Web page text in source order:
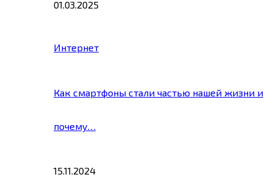
01.03.2025
Интернет
Как смартфоны стали частью нашей жизни и
почему…
15.11.2024